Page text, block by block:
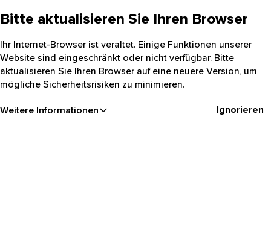
Bitte aktualisieren Sie Ihren Browser
Ihr Internet-Browser ist veraltet. Einige Funktionen unserer
Website sind eingeschränkt oder nicht verfügbar. Bitte
aktualisieren Sie Ihren Browser auf eine neuere Version, um
mögliche Sicherheitsrisiken zu minimieren.
Weitere Informationen Ignorieren